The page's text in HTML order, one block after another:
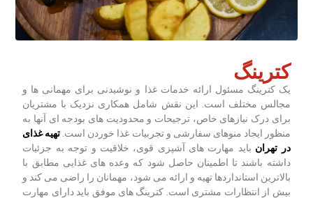
کترینگ
یک کترینگ مسئول ارائه خدمات غذا و نوشیدنی برای مهمانی ها و
مجالس مختلف است. این نقش شامل همکاری نزدیک با مشتریان
برای درک نیازهای خاص، ترجیحات و محدودیت های بودجه ای آنها به
منظور ایجاد منوهای سفارشی و تجربیات غذا خوردن است. تهیه غذای
در تهران باید مهارت های آشپزی قوی، خلاقیت و توجه به جزئیات
داشته باشند تا اطمینان حاصل شود که وعده های غذایی مطابق با
بالاترین استانداردها تهیه و ارائه می شود، مهمانان را راضی می کند و
بیش از انتظارات مشتری است. کترینگ های موفق باید دارای مهارت